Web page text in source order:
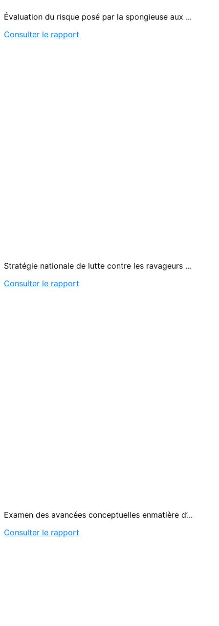
Évaluation du risque posé par la spongieuse aux ...
Consulter le rapport
Stratégie nationale de lutte contre les ravageurs ...
Consulter le rapport
Examen des avancées conceptuelles enmatière d’...
Consulter le rapport